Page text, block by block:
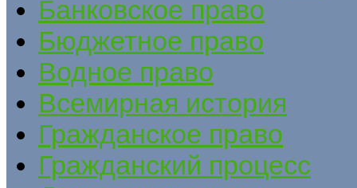
Банковское право
Бюджетное право
Водное право
Всемирная история
Гражданское право
Гражданский процесс